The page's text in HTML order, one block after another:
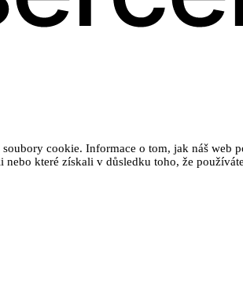
cookie. Informace o tom, jak náš web
které získali v důsledku toho, že